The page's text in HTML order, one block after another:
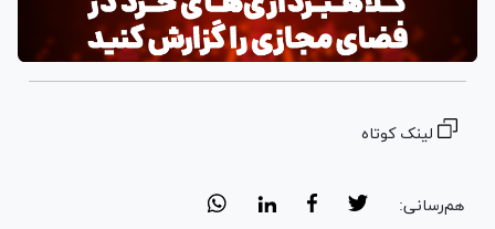
لینک کوتاه
هم‌رسانی: